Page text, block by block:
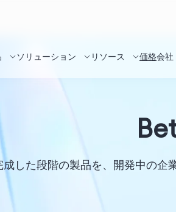
ソリューション リソース 価格会社
した段階の製品を、開発中の企